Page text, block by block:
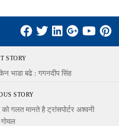
STORY
भाडा बढे : गगनदीप सिंह
STORY
गलत मानते है ट्रांसपोर्टर अश्‍वनी
गोयल